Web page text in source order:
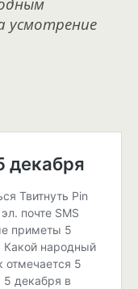
усмотрение